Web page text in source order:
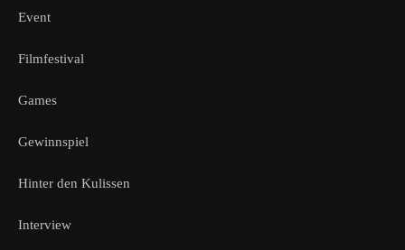
Event
Filmfestival
Games
Gewinnspiel
Hinter den Kulissen
Interview